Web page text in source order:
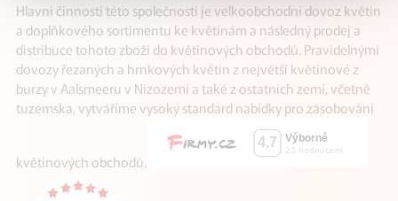
Hlavní činností této společnosti je velkoobchodní dovoz květin
a doplňkového sortimentu ke květinám a následný prodej a
distribuce tohoto zboží do květinových obchodů. Pravidelnými
dovozy řezaných a hrnkových květin z největší květinové z
burzy v Aalsmeeru v Nizozemí a také z ostatních zemí, včetně
tuzemska, vytváříme vysoký standard nabídky pro zásobování
květinových obchodů.